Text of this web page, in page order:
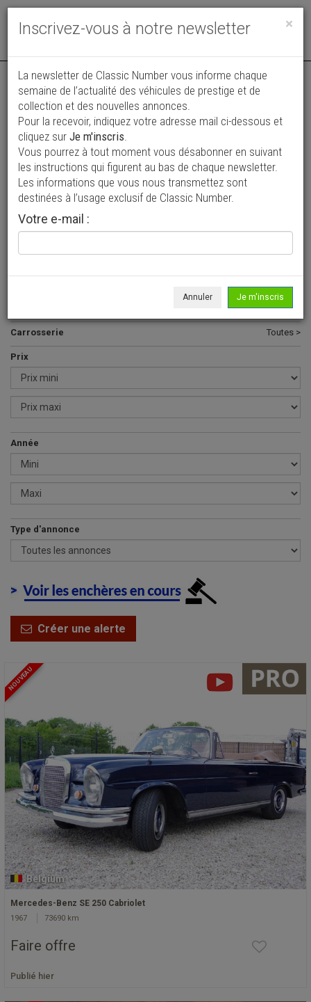
Toggle
Vos annonces vues par
plus de 4 millions de collectionneurs
Ajouter une annonce
> Rechercher un véhicule
Tous >
Carrosserie Toutes >
Prix
Année
Type d'annonce
Créer une alerte
NOUVEAU
Belgium
Mercedes-Benz SE 250 Cabriolet
1967 73690 km
Faire offre
Publié hier
×
Inscrivez-vous à notre newsletter
La newsletter de Classic Number vous informe chaque
semaine de l’actualité des véhicules de prestige et de
collection et des nouvelles annonces.
Pour la recevoir, indiquez votre adresse mail ci-dessous et
cliquez sur Je m'inscris.
Vous pourrez à tout moment vous désabonner en suivant
les instructions qui figurent au bas de chaque newsletter.
Les informations que vous nous transmettez sont
destinées à l’usage exclusif de Classic Number.
Votre e-mail :
Annuler Je m'inscris